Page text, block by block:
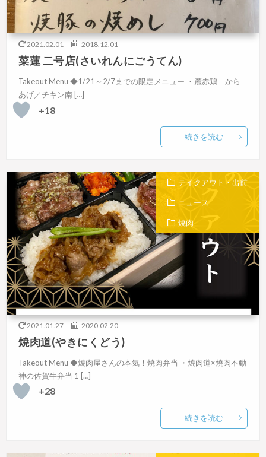
2021.02.01 2018.12.01
菜蓮 二号店(さいれんにごうてん)
Takeout Menu ◆1/21～2/7までの限定メニュー ・麓赤鶏 から
あげ／チキン南 […]
+18
続きを読む
テイクアウト・出前
ニュース
焼肉
2021.01.27 2020.02.20
焼肉道(やきにくどう)
Takeout Menu ◆焼肉屋さんの本気！焼肉弁当 ・焼肉道×焼肉不動
神の佐賀牛弁当 1 […]
+28
続きを読む